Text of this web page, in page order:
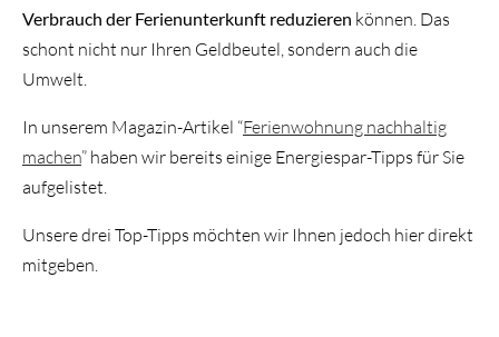
Verbrauch der Ferienunterkunft reduzieren können. Das
schont nicht nur Ihren Geldbeutel, sondern auch die
Umwelt.
In unserem Magazin-Artikel “Ferienwohnung nachhaltig
machen” haben wir bereits einige Energiespar-Tipps für Sie
aufgelistet.
Unsere drei Top-Tipps möchten wir Ihnen jedoch hier direkt
mitgeben.